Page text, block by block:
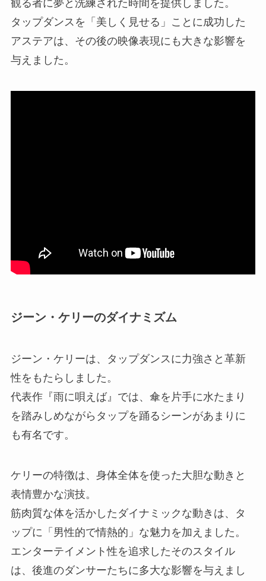
観る者に夢と洗練された時間を提供しました。
タップダンスを「美しく見せる」ことに成功した
アステアは、その後の映像表現にも大きな影響を
与えました。
ジーン・ケリーのダイナミズム
ジーン・ケリーは、タップダンスに力強さと革新
性をもたらしました。
代表作『雨に唄えば』では、傘を片手に水たまり
を踏みしめながらタップを踊るシーンがあまりに
も有名です。
ケリーの特徴は、身体全体を使った大胆な動きと
表情豊かな演技。
筋肉質な体を活かしたダイナミックな動きは、タ
ップに「男性的で情熱的」な魅力を加えました。
エンターテイメント性を追求したそのスタイル
は、後進のダンサーたちに多大な影響を与えまし